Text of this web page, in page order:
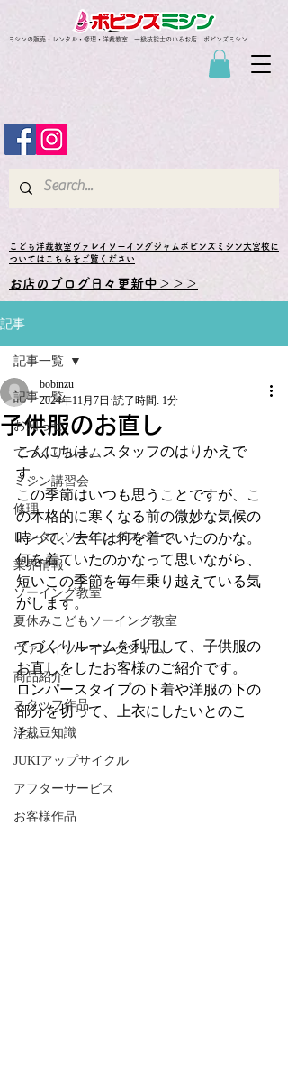
ミシンの販売・レンタル・修理・洋裁教室 一級技能士のいるお店 ボビンズミシン
​こども洋裁教室ヴァレイソーイングジャムボビンズミシン大宮校に
ついてはこちらをご覧ください
お店のブログ日々更新中＞＞＞
記事
記事一覧
お知らせ
てづくりルーム
ミシン講習会
修理
レンタルソーイングスペース
業界情報
ソーイング教室
夏休みこどもソーイング教室
ヴァレイソーイングジャム
商品紹介
スタッフ作品
洋裁豆知識
JUKIアップサイクル
アフターサービス
お客様作品
記事一覧
子供服のお直し
bobinzu
2024年11月7日 読了時間: 1分
こんにちは。スタッフのはりかえで
す。
この季節はいつも思うことですが、こ
の本格的に寒くなる前の微妙な気候の
時って、去年は何を着ていたのかな。
何を着ていたのかなって思いながら、
短いこの季節を毎年乗り越えている気
がします。
てづくりルームを利用して、子供服の
お直しをしたお客様のご紹介です。
ロンパースタイプの下着や洋服の下の
部分を切って、上衣にしたいとのこ
と。